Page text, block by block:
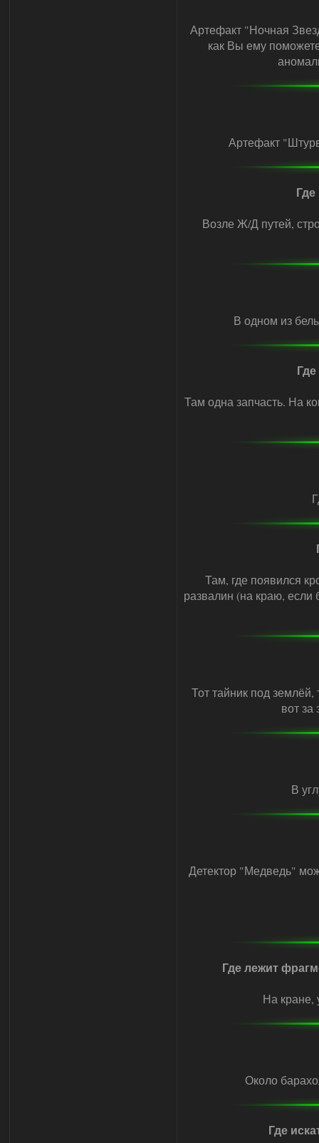
Артефакт "Ночная
как Вы ему
Артефакт
Возле Ж/Д путей,
В одном из
Там одна запчасть. На
Там, где появился
развалин (на краю, если
Тот тайник под
вот за
В
Детектор "Медведь"
Где лежит
На кране,
Около
Где